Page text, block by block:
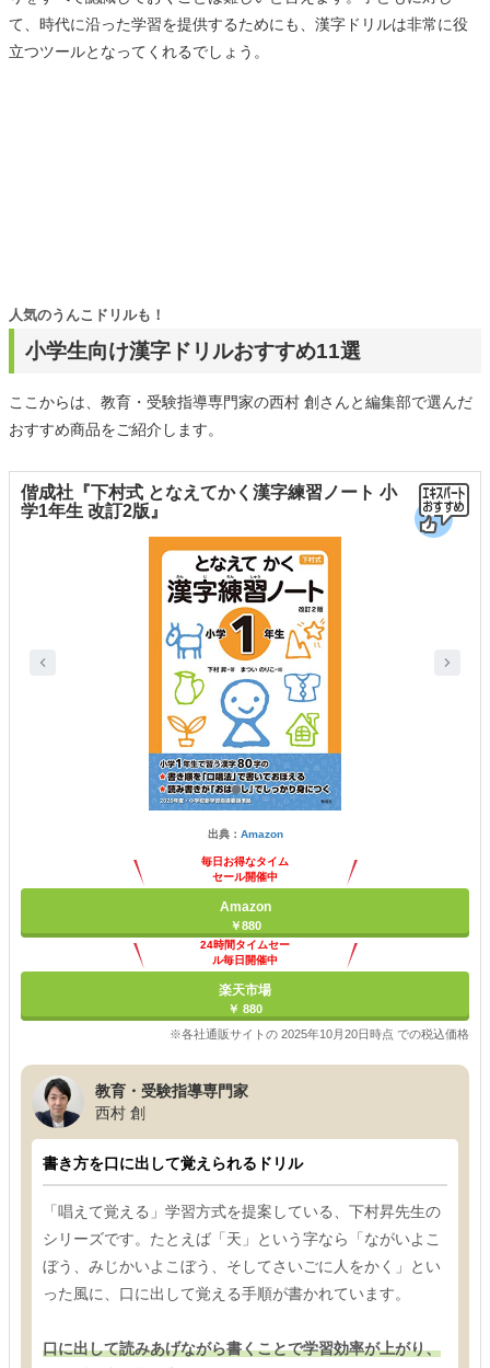
て、時代に沿った学習を提供するためにも、漢字ドリルは非常に役
立つツールとなってくれるでしょう。
小学生向け漢字ドリルおすすめ11選
人気のうんこドリルも！
ここからは、教育・受験指導専門家の西村 創さんと編集部で選んだ
おすすめ商品をご紹介します。
偕成社『下村式 となえてかく漢字練習ノート 小
学1年生 改訂2版』
出典： Amazon
毎日お得なタイム
セール開催中
Amazon
￥880
24時間タイムセー
ル毎日開催中
楽天市場
￥ 880
※各社通販サイトの 2025年10月20日時点 での税込価格
教育・受験指導専門家
西村 創
書き方を口に出して覚えられるドリル
「唱えて覚える」学習方式を提案している、下村昇先生の
シリーズです。たとえば「天」という字なら「ながいよこ
ぼう、みじかいよこぼう、そしてさいごに人をかく」とい
った風に、口に出して覚える手順が書かれています。
口に出して読みあげながら書くことで学習効率が上がり、